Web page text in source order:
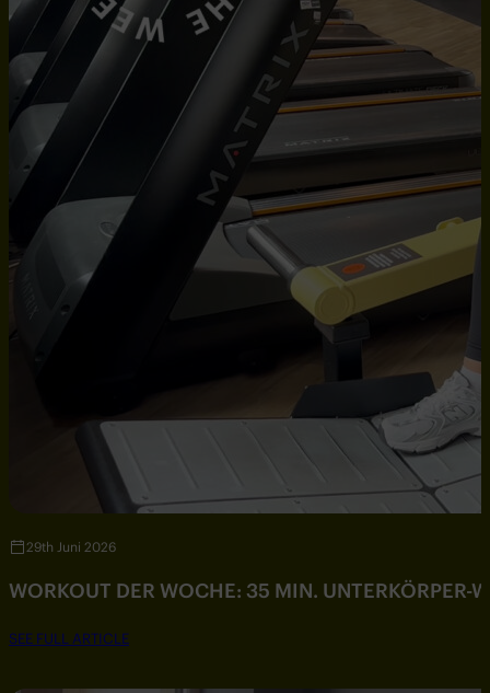
29th Juni 2026
WORKOUT DER WOCHE: 35 MIN. UNTERKÖRPER-
SEE FULL ARTICLE